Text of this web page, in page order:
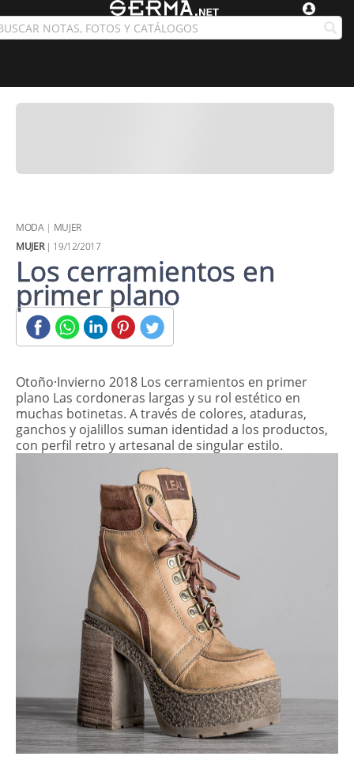
MODA| MUJER
MUJER| 19/12/2017
Los cerramientos en
primer plano
Otoño·Invierno 2018 Los cerramientos en primer
plano Las cordoneras largas y su rol estético en
muchas botinetas. A través de colores, ataduras,
ganchos y ojalillos suman identidad a los productos,
con perfil retro y artesanal de singular estilo.